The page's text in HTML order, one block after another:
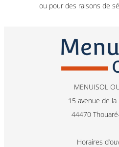
ou pour des raisons de
MENUISOL
15 avenue de la
44470
Horaires